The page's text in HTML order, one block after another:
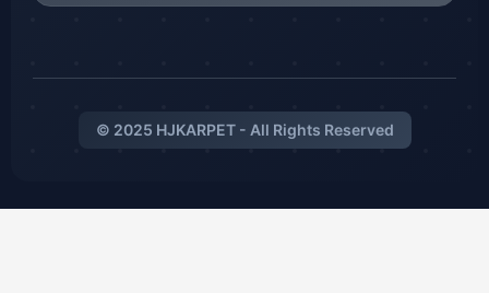
© 2025 HJKARPET - All Rights Reserved